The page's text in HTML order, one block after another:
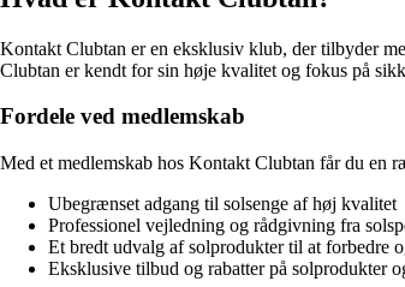
Kontakt Clubtan er en eksklusiv klub, der tilbyder
Clubtan er kendt for sin høje kvalitet og fokus på
Fordele ved medlemskab
Med et medlemskab hos Kontakt Clubtan får du en
Ubegrænset adgang til solsenge af høj kvalitet
Professionel vejledning og rådgivning fra
Et bredt udvalg af solprodukter til at forbedre
Eksklusive tilbud og rabatter på solprodukter